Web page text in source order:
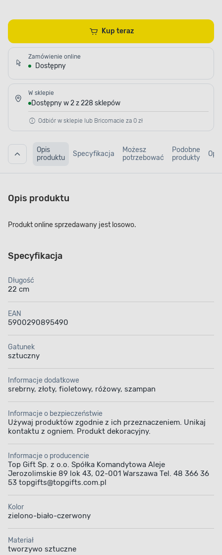
Kup teraz
Zamówienie online
Dostępny
W sklepie
Dostępny w 2 z 228 sklepów
Odbiór w sklepie lub Bricomacie za 0 zł
Opis
produktu
Specyfikacja
Możesz
potrzebować
Podobne
produkty
Opis produktu
Produkt online sprzedawany jest losowo.
Specyfikacja
Długość
22 cm
EAN
5900290895490
Gatunek
sztuczny
Informacje dodatkowe
srebrny, złoty, fioletowy, różowy, szampan
Informacje o bezpieczeństwie
Używaj produktów zgodnie z ich przeznaczeniem. Unikaj
kontaktu z ogniem. Produkt dekoracyjny.
Informacje o producencie
Top Gift Sp. z o.o. Spółka Komandytowa Aleje
Jerozolimskie 89 lok 43, 02-001 Warszawa Tel. 48 366 36
53 topgifts@topgifts.com.pl
Kolor
zielono-biało-czerwony
Materiał
tworzywo sztuczne